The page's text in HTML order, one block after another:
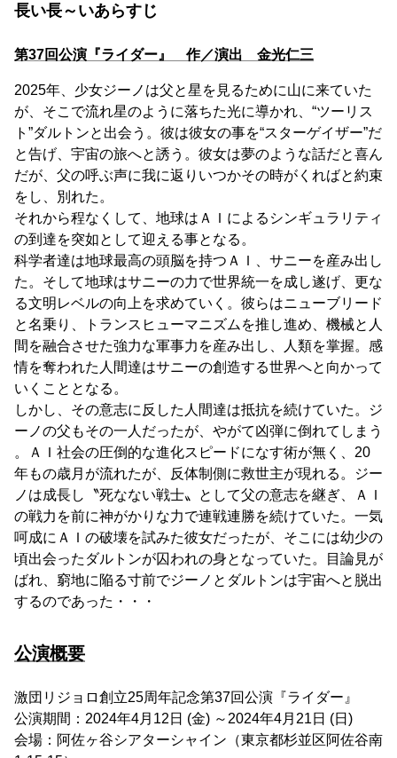
長い長～いあらすじ
第37回公演『ライダー』 作／演出 金光仁三
2025年、少女ジーノは父と星を見るために山に来ていた
が、そこで流れ星のように落ちた光に導かれ、“ツーリス
ト”ダルトンと出会う。彼は彼女の事を“スターゲイザー”だ
と告げ、宇宙の旅へと誘う。彼女は夢のような話だと喜ん
だが、父の呼ぶ声に我に返りいつかその時がくればと約束
をし、別れた。
それから程なくして、地球はＡＩによるシンギュラリティ
の到達を突如として迎える事となる。
科学者達は地球最高の頭脳を持つＡＩ、サニーを産み出し
た。そして地球はサニーの力で世界統一を成し遂げ、更な
る文明レベルの向上を求めていく。彼らはニューブリード
と名乗り、トランスヒューマニズムを推し進め、機械と人
間を融合させた強力な軍事力を産み出し、人類を掌握。感
情を奪われた人間達はサニーの創造する世界へと向かって
いくこととなる。
しかし、その意志に反した人間達は抵抗を続けていた。ジ
ーノの父もその一人だったが、やがて凶弾に倒れてしまう
。ＡＩ社会の圧倒的な進化スピードになす術が無く、20
年もの歳月が流れたが、反体制側に救世主が現れる。ジー
ノは成長し〝死なない戦士〟として父の意志を継ぎ、ＡＩ
の戦力を前に神がかりな力で連戦連勝を続けていた。一気
呵成にＡＩの破壊を試みた彼女だったが、そこには幼少の
頃出会ったダルトンが囚われの身となっていた。目論見が
ばれ、窮地に陥る寸前でジーノとダルトンは宇宙へと脱出
するのであった・・・
公演概要
激団リジョロ創立25周年記念第37回公演『ライダー』
公演期間：2024年4月12日 (金) ～2024年4月21日 (日)
会場：阿佐ヶ谷シアターシャイン（東京都杉並区阿佐谷南